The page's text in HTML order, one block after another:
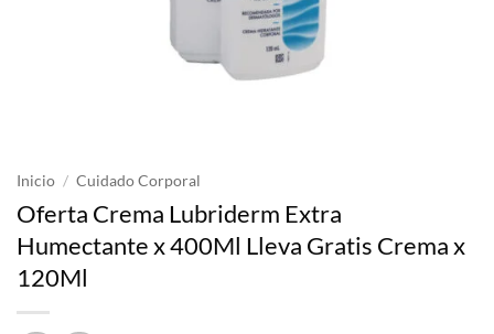
Inicio / Cuidado Corporal
Oferta Crema Lubriderm Extra
Humectante x 400Ml Lleva Gratis Crema x
120Ml